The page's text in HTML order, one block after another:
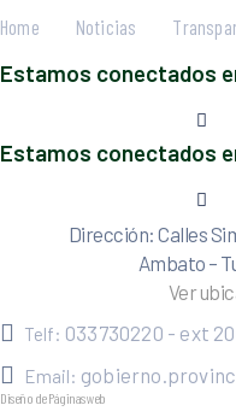
Home Noticias
Estamos conectados
Estamos conectados
Dirección: Calles
Ambato –
Ver
Telf: 033730220 - ext
Email:
Diseño de Páginas web